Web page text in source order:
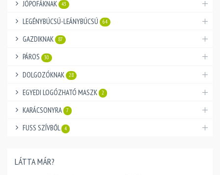
JÓPOFÁKNAK 43
LEGÉNYBÚCSÚ-LEÁNYBÚCSÚ 64
GAZDIKNAK 87
PÁROS 30
DOLGOZÓKNAK 28
EGYEDI LOGÓZHATÓ MASZK 2
KARÁCSONYRA 7
FUSS SZÍVBŐL 4
LÁTTA MÁR?